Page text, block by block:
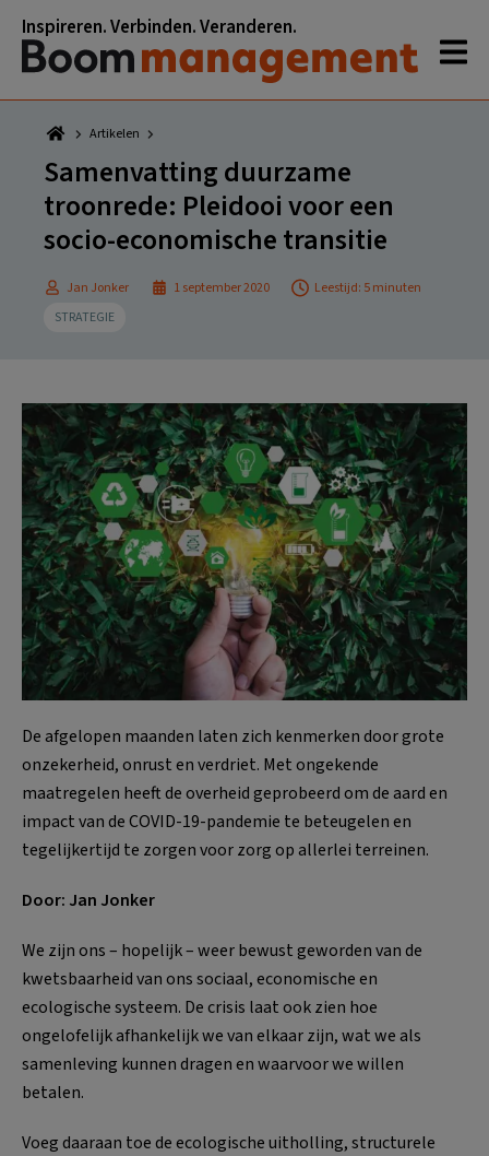
naar
hoofdnavigatie
naar
hoofd
inhoud
naar
eerste
sidebar
naar
voettekst
Inspireren. Verbinden. Veranderen.
Artikelen
Samenvatting duurzame
troonrede: Pleidooi voor een
socio-economische transitie
Jan Jonker 1 september 2020
Leestijd: 5 minuten
STRATEGIE
De afgelopen maanden laten zich kenmerken door grote
onzekerheid, onrust en verdriet. Met ongekende
maatregelen heeft de overheid geprobeerd om de aard en
impact van de COVID-19-pandemie te beteugelen en
tegelijkertijd te zorgen voor zorg op allerlei terreinen.
Door: Jan Jonker
We zijn ons – hopelijk – weer bewust geworden van de
kwetsbaarheid van ons sociaal, economische en
ecologische systeem. De crisis laat ook zien hoe
ongelofelijk afhankelijk we van elkaar zijn, wat we als
samenleving kunnen dragen en waarvoor we willen
betalen.
Voeg daaraan toe de ecologische uitholling, structurele